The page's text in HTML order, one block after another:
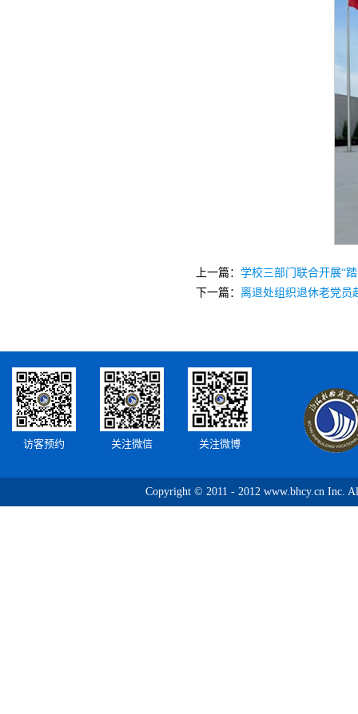
上一篇： 学校三部门联合开展“
下一篇： 离退处组织退休老党员
访客预约 关注微信 关注微博
Copyright © 2011 - 2012 www.bhcy.cn